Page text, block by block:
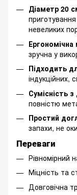
Діаметр 20
приготування
невеликих
зручна у
Підходить
індукційних,
Сумісність
повністю
Простий
запахи, не
Переваги
Рівномірний
Міцність та
Довговічна